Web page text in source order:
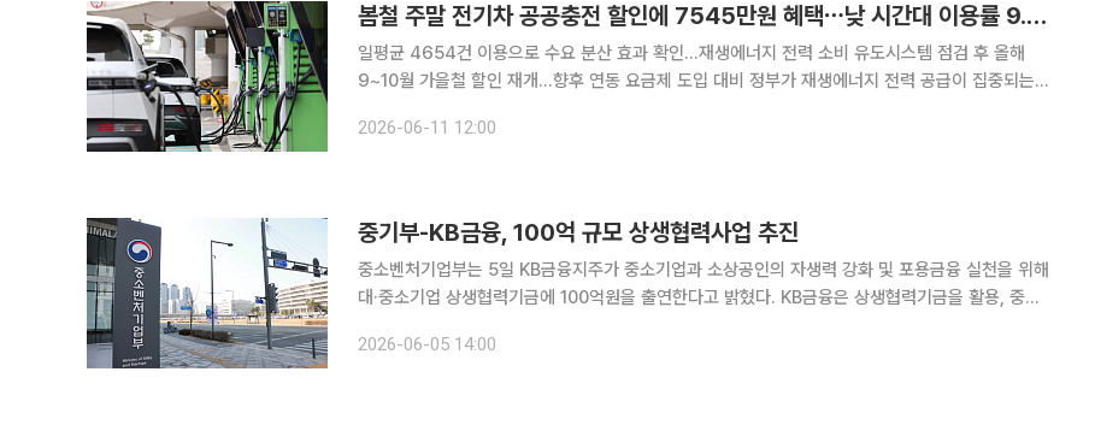
봄철 주말 전기차 공공충전 할인에 7545만원 혜택⋯낮 시간대 이용률 9.2%↑
일평균 4654건 이용으로 수요 분산 효과 확인…재생에너지 전력 소비 유도시스템 점검 후 올해
9~10월 가을철 할인 재개…향후 연동 요금제 도입 대비 정부가 재생에너지 전력 공급이 집중되는
2026-06-11 12:00
중기부-KB금융, 100억 규모 상생협력사업 추진
중소벤처기업부는 5일 KB금융지주가 중소기업과 소상공인의 자생력 강화 및 포용금융 실천을 위해
대·중소기업 상생협력기금에 100억원을 출연한다고 밝혔다. KB금융은 상생협력기금을 활용, 중소
행한다. 상생협력모펀드 결성도 추진한다. 이번 사업을 통해 중소
2026-06-05 14:00